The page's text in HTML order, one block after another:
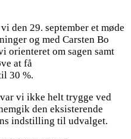
den 29. september et møde
og med Carsten Bo
orienteret om sagen samt
at få
30 %.
vi ikke helt trygge ved
den eksisterende
indstilling til udvalget.